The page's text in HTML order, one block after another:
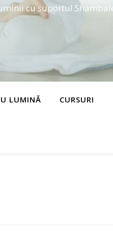
cu suportul
LUMINĂ CURSURI